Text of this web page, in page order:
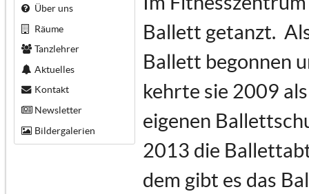
Über uns
Räume
Tanzlehrer
Aktuelles
Kontakt
Newsletter
Bildergalerien
Ballett getanzt.
Ballett begonnen
kehrte sie 2009
eigenen
2013 die
dem gibt es das